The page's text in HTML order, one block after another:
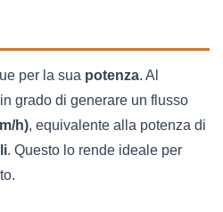
per la sua potenza. Al
grado di generare un flusso
h), equivalente alla potenza di
. Questo lo rende ideale per